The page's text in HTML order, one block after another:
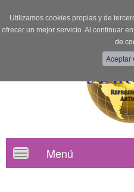
Utilizamos cookies propias y de
ofrecer un mejor servicio. Al continuar
de
Toggle
navigation
Menú